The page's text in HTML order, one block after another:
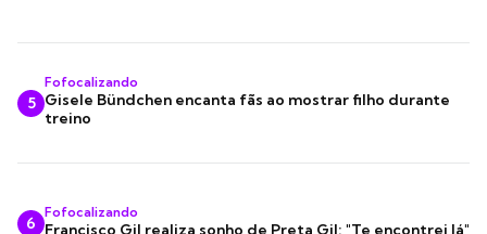
5
Fofocalizando
Gisele Bündchen encanta fãs ao mostrar filho durante
treino
6
Fofocalizando
Francisco Gil realiza sonho de Preta Gil: "Te encontrei lá"